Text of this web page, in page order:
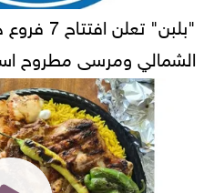
"بلبن"
الشمالي ومرسى مطروح